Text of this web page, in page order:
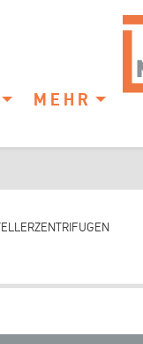
MEHR